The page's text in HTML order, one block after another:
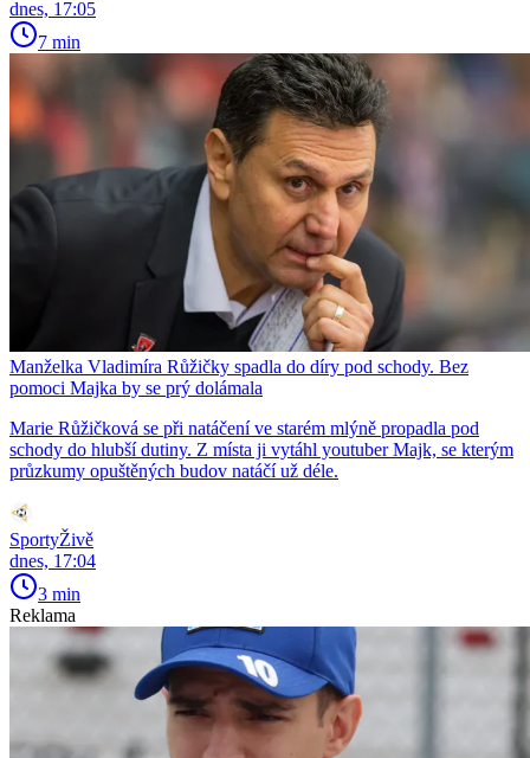
dnes, 17:05
7 min
Manželka Vladimíra Růžičky spadla do díry pod schody. Bez
pomoci Majka by se prý dolámala
Marie Růžičková se při natáčení ve starém mlýně propadla pod
schody do hlubší dutiny. Z místa ji vytáhl youtuber Majk, se kterým
průzkumy opuštěných budov natáčí už déle.
SportyŽivě
dnes, 17:04
3 min
Reklama